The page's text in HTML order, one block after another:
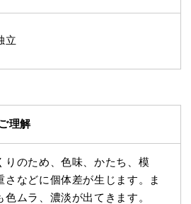
立
理解
りのため、色味、かたち、模
さなどに個体差が生じます。ま
ムラ、濃淡が出てきます。